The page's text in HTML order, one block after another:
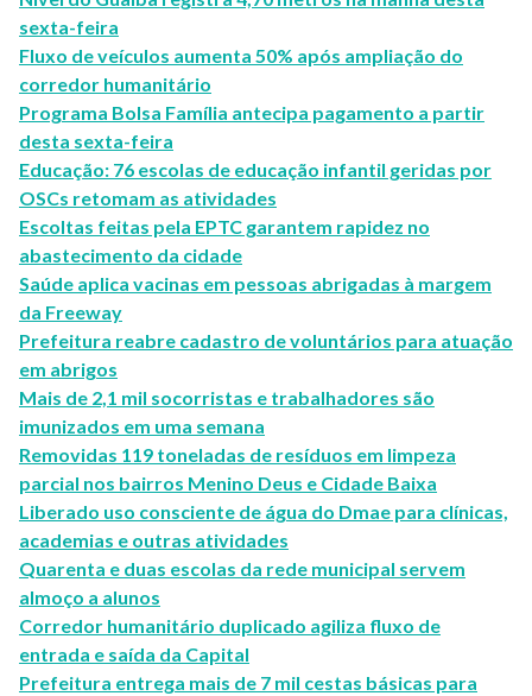
sexta-feira
Fluxo de veículos aumenta 50% após ampliação do
corredor humanitário
Programa Bolsa Família antecipa pagamento a partir
desta sexta-feira
Educação: 76 escolas de educação infantil geridas por
OSCs retomam as atividades
Escoltas feitas pela EPTC garantem rapidez no
abastecimento da cidade
Saúde aplica vacinas em pessoas abrigadas à margem
da Freeway
Prefeitura reabre cadastro de voluntários para atuação
em abrigos
Mais de 2,1 mil socorristas e trabalhadores são
imunizados em uma semana
Removidas 119 toneladas de resíduos em limpeza
parcial nos bairros Menino Deus e Cidade Baixa
Liberado uso consciente de água do Dmae para clínicas,
academias e outras atividades
Quarenta e duas escolas da rede municipal servem
almoço a alunos
Corredor humanitário duplicado agiliza fluxo de
entrada e saída da Capital
Prefeitura entrega mais de 7 mil cestas básicas para